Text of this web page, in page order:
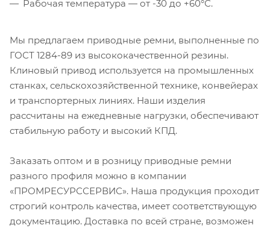
Рабочая температура — от -30 до +60°С.
Мы предлагаем приводные ремни, выполненные по
ГОСТ 1284-89 из высококачественной резины.
Клиновый привод используется на промышленных
станках, сельскохозяйственной технике, конвейерах
и транспортерных линиях. Наши изделия
рассчитаны на ежедневные нагрузки, обеспечивают
стабильную работу и высокий КПД.
Заказать оптом и в розницу приводные ремни
разного профиля можно в компании
«ПРОМРЕСУРССЕРВИС». Наша продукция проходит
строгий контроль качества, имеет соответствующую
документацию. Доставка по всей стране, возможен